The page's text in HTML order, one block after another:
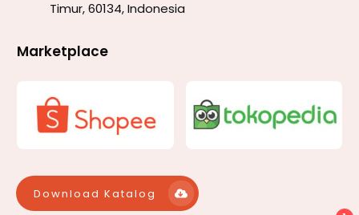
Timur, 60134, Indonesia
Marketplace
Download Katalog